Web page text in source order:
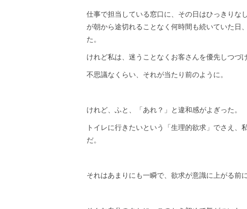
仕事で担当している窓口に、その日はひっきりな
が朝から途切れることなく何時間も続いていた日
た。
けれど私は、迷うことなくお客さんを優先しつづけ
不思議なくらい、それが当たり前のように。
けれど、ふと、「あれ？」と違和感がよぎった。
トイレに行きたいという「生理的欲求」でさえ
だ。
それはあまりにも一瞬で、欲求が意識に上がる前